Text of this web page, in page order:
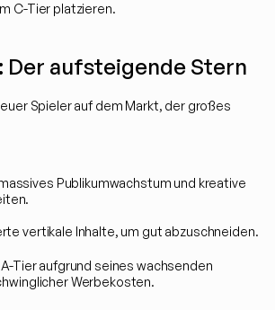
C-Tier platzieren.
Der aufsteigende Stern
Spieler auf dem Markt, der großes
Publikumwachstum und kreative
vertikale Inhalte, um gut abzuschneiden.
Tier aufgrund seines wachsenden
Werbekosten.